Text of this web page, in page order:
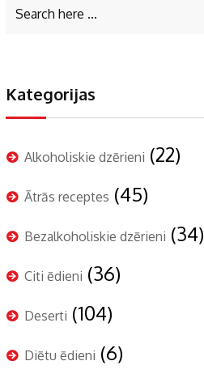
Kategorijas
Alkoholiskie dzērieni (22)
Ātrās receptes (45)
Bezalkoholiskie dzērieni (34)
Citi ēdieni (36)
Deserti (104)
Diētu ēdieni (6)